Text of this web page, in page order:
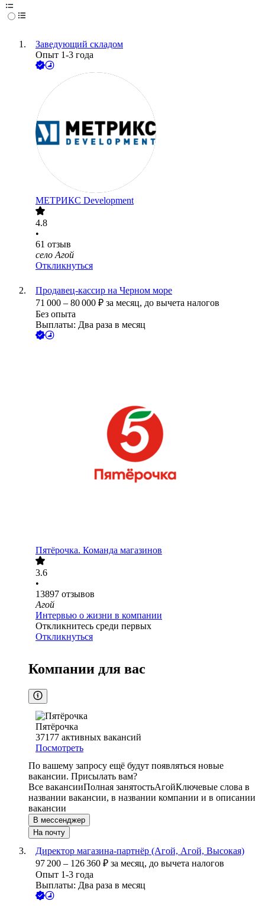
Заведующий складом
Опыт 1-3 года
МЕТРИКС Development
4.8
•
61 отзыв
село Агой
Откликнуться
Продавец-кассир на Черном море
71 000 – 80 000 ₽ за месяц, до вычета налогов
Без опыта
Выплаты: Два раза в месяц
Пятёрочка. Команда магазинов
3.6
•
13897 отзывов
Агой
Интервью о жизни в компании
Откликнитесь среди первых
Откликнуться
Компании для вас
Пятёрочка
37177 активных вакансий
Посмотреть
По вашему запросу ещё будут появляться новые
вакансии. Присылать вам?
Все вакансииПолная занятостьАгойКлючевые слова в
названии вакансии, в названии компании и в описании
вакансии
В мессенджер
На почту
Директор магазина-партнёр (Агой, Агой, Высокая)
97 200 – 126 360 ₽ за месяц, до вычета налогов
Опыт 1-3 года
Выплаты: Два раза в месяц